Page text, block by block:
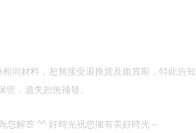
同材料，恕無接受退換貨及鑑賞期，特此告知
，遺失恕無補發。
您解答 ^^ 好時光祝您擁有美好時光～